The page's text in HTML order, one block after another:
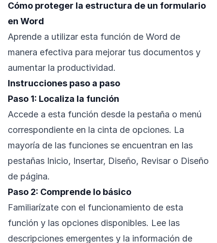
Cómo proteger la estructura de un formulario
en Word
Aprende a utilizar esta función de Word de
manera efectiva para mejorar tus documentos y
aumentar la productividad.
Instrucciones paso a paso
Paso 1: Localiza la función
Accede a esta función desde la pestaña o menú
correspondiente en la cinta de opciones. La
mayoría de las funciones se encuentran en las
pestañas Inicio, Insertar, Diseño, Revisar o Diseño
de página.
Paso 2: Comprende lo básico
Familiarízate con el funcionamiento de esta
función y las opciones disponibles. Lee las
descripciones emergentes y la información de